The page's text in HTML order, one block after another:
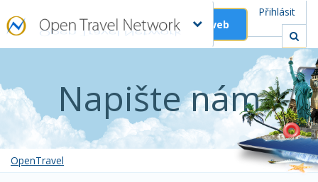
Přihlásit
Založit web
Napište nám
OpenTravel